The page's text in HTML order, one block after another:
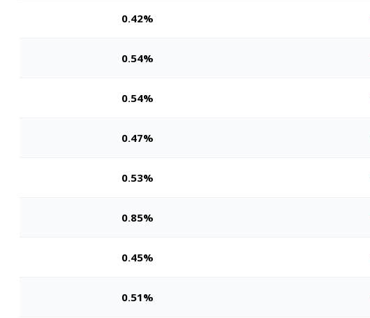
0.42%
0.54%
0.54%
0.47%
0.53%
0.85%
0.45%
0.51%